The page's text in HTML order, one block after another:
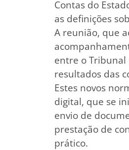
Contas do
as definições
A reunião, que
entre o Tribunal
resultados das
Estes novos
digital, que se
envio de
prestação de
prático.